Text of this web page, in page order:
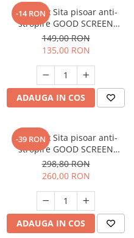
-14 RON
SET: 10 x Sita pisoar anti-
stropire GOOD SCREEN
PowerFresh 30+, Melon
149,00 RON
135,00 RON
ADAUGA IN COS
-39 RON
SET: 12 x Sita pisoar anti-
stropire GOOD SCREEN
PROScent 60+, Lavender
298,80 RON
260,00 RON
ADAUGA IN COS